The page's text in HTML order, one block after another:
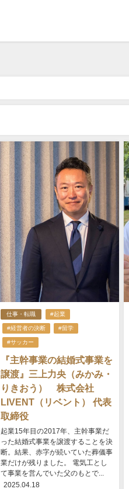
仕事・転職 #起業
#経営者の決断 #留学
#サッカー
『主幹事業の結婚式事業を
譲渡』三上力央（みかみ・
りきおう） 株式会社
LIVENT（リベント） 代表
取締役
起業15年目の2017年、主幹事業だ
った結婚式事業を譲渡することを決
断。結果、赤字が続いていた葬儀事
業だけが残りました。 電気工とし
て事業を営んでいた父のもとで...
2025.04.18